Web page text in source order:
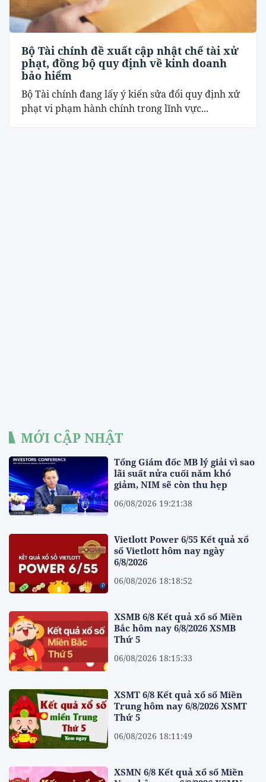
Bộ Tài chính đề xuất cập nhật chế tài xử
phạt, đồng bộ quy định về kinh doanh
bảo hiểm
Bộ Tài chính đang lấy ý kiến sửa đổi quy định xử
phạt vi phạm hành chính trong lĩnh vực...
MỚI CẬP NHẬT
Tổng Giám đốc MB lý giải vì sao
lãi suất nửa cuối năm khó
giảm, NIM sẽ còn thu hẹp
06/08/2026 19:21:38
Vietlott Power 6/55 Kết quả xổ
số Vietlott hôm nay ngày
6/8/2026
06/08/2026 18:18:52
XSMB 6/8 Kết quả xổ số Miền
Bắc hôm nay 6/8/2026 XSMB
Thứ 5
06/08/2026 18:15:33
XSMT 6/8 Kết quả xổ số Miền
Trung hôm nay 6/8/2026 XSMT
Thứ 5
06/08/2026 18:11:49
XSMN 6/8 Kết quả xổ số Miền